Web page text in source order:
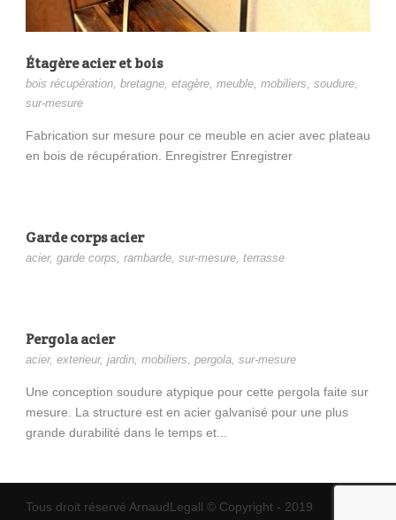
Étagère acier et bois
bois récupération, bretagne, etagère, meuble, mobiliers, soudure,
sur-mesure
Fabrication sur mesure pour ce meuble en acier avec plateau
en bois de récupération. Enregistrer Enregistrer
Garde corps acier
acier, garde corps, rambarde, sur-mesure, terrasse
Pergola acier
acier, exterieur, jardin, mobiliers, pergola, sur-mesure
Une conception soudure atypique pour cette pergola faite sur
mesure. La structure est en acier galvanisé pour une plus
grande durabilité dans le temps et...
Tous droit réservé ArnaudLegall © Copyright - 2019